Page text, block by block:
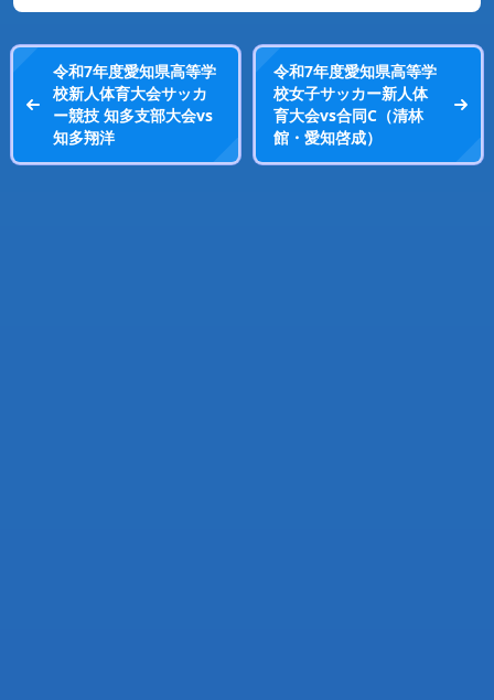
令和7年度愛知県高等学
校新人体育大会サッカ
ー競技 知多支部大会vs
知多翔洋
令和7年度愛知県高等学
校女子サッカー新人体
育大会vs合同C（清林
館・愛知啓成）